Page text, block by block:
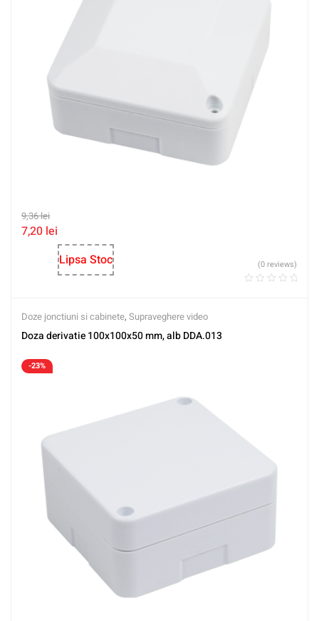
9,36lei
7,20 lei
Lipsa Stoc
(0 reviews)
Doze jonctiuni si cabinete, Supraveghere video
Doza derivatie 100x100x50 mm, alb DDA.013
-23%